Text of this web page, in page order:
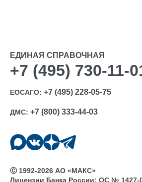
ЕДИНАЯ СПРАВОЧНАЯ
+7 (495) 730-11-
ЕОСАГО: +7 (495) 228-05-75
ДМС: +7 (800) 333-44-03
Ⓒ 1992-2026 АО «МАКС»
Лицензии Банка России: ОС №